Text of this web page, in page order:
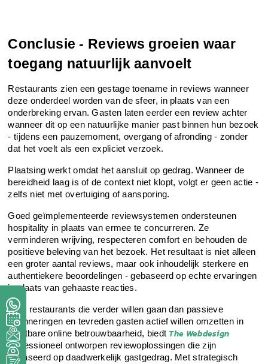
Conclusie - Reviews groeien waar
toegang natuurlijk aanvoelt
Restaurants zien een gestage toename in reviews wanneer
deze onderdeel worden van de sfeer, in plaats van een
onderbreking ervan. Gasten laten eerder een review achter
wanneer dit op een natuurlijke manier past binnen hun bezoek
- tijdens een pauzemoment, overgang of afronding - zonder
dat het voelt als een expliciet verzoek.
Plaatsing werkt omdat het aansluit op gedrag. Wanneer de
bereidheid laag is of de context niet klopt, volgt er geen actie -
zelfs niet met overtuiging of aansporing.
Goed geïmplementeerde reviewsystemen ondersteunen
hospitality in plaats van ermee te concurreren. Ze
verminderen wrijving, respecteren comfort en behouden de
positieve beleving van het bezoek. Het resultaat is niet alleen
een groter aantal reviews, maar ook inhoudelijk sterkere en
authentiekere beoordelingen - gebaseerd op echte ervaringen
in plaats van gehaaste reacties.
Voor restaurants die verder willen gaan dan passieve
herinneringen en tevreden gasten actief willen omzetten in
zichtbare online betrouwbaarheid, biedt The Webdesign
professioneel ontworpen reviewoplossingen die zijn
gebaseerd op daadwerkelijk gastgedrag. Met strategisch